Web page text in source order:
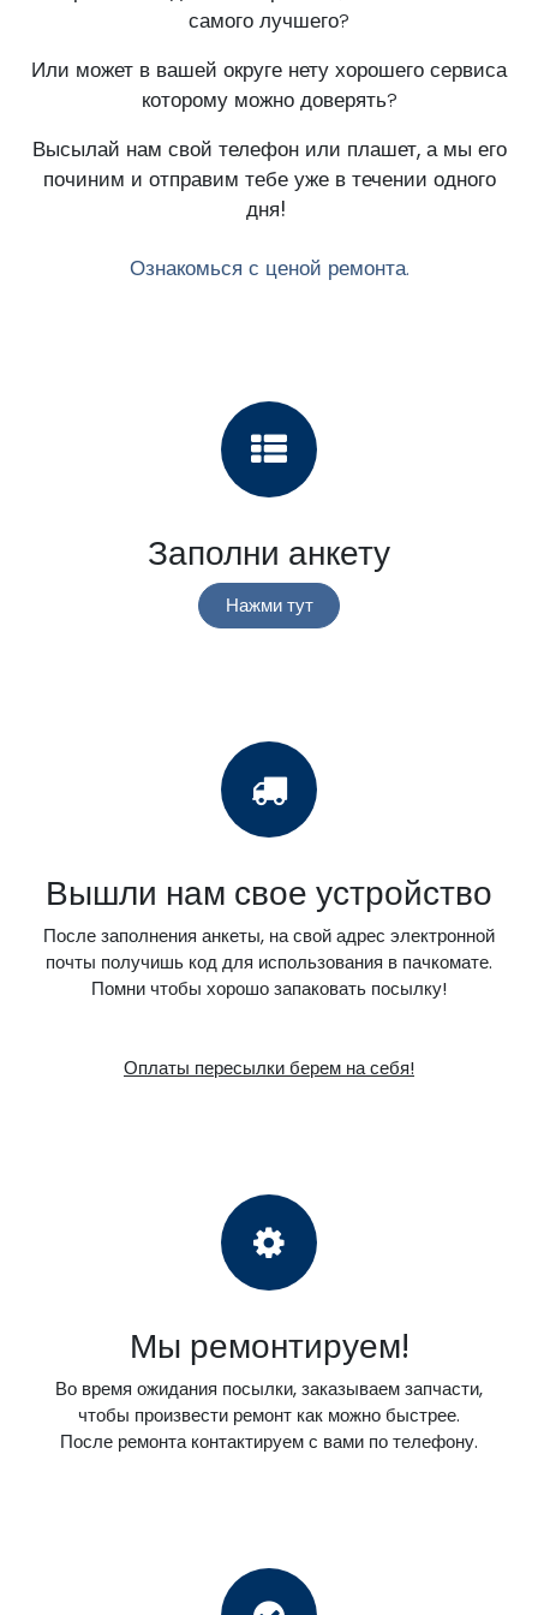
самого лучшего?
Или может в вашей округе нету хорошего сервиса
которому можно доверять?
Высылай нам свой телефон или плашет, а мы его
починим и отправим тебе уже в течении одного
дня!
Ознакомься с ценой ремонта.
Заполни анкету
Нажми тут
Вышли нам свое устройство
После заполнения анкеты, на свой адрес электронной
почты получишь код для использования в пачкомате.
Помни чтобы хорошо запаковать посылку!
Оплаты пересылки берем на себя!
Мы ремонтируем!
Во время ожидания посылки, заказываем запчасти,
чтобы произвести ремонт как можно быстрее.
После ремонта контактируем с вами по телефону.